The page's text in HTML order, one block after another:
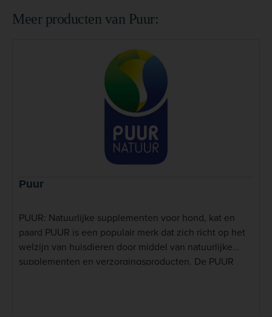
Meer producten van Puur:
Puur
PUUR: Natuurlijke supplementen voor hond, kat en
paard PUUR is een populair merk dat zich richt op het
welzijn van huisdieren door middel van natuurlijke
supplementen en verzorgingsproducten. De PUUR